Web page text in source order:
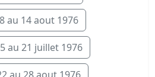
au 14 aout 1976
au 21 juillet 1976
au 28 aout 1976